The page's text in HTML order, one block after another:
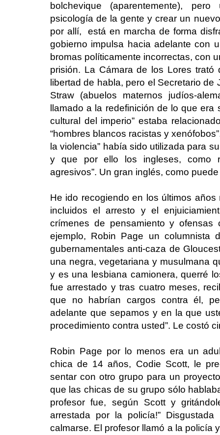
bolchevique (aparentemente),
psicología de la gente y crear un
por allí, está en marcha de forma
gobierno impulsa hacia adelante con
bromas políticamente incorrectas, con
prisión. La Cámara de los Lores
libertad de habla, pero el Secretario
Straw (abuelos maternos judíos-
llamado a la redefinición de lo que
cultural del imperio” estaba
“hombres blancos racistas y
la violencia” había sido utilizada para
y que por ello los ingleses, como
agresivos”. Un gran inglés, como
He ido recogiendo en los últimos
incluidos el arresto y el
crímenes de pensamiento y ofensas
ejemplo, Robin Page un columnista
gubernamentales anti-caza de
una negra, vegetariana y musulmana
y es una lesbiana camionera, querré
fue arrestado y tras cuatro meses,
que no habrían cargos contra él,
adelante que sepamos y en la que
procedimiento contra usted”. Le costó
Robin Page por lo menos era un
chica de 14 años, Codie Scott, le
sentar con otro grupo para un
que las chicas de su grupo sólo
profesor fue, según Scott y
arrestada por la policía!”
calmarse. El profesor llamó a la policía